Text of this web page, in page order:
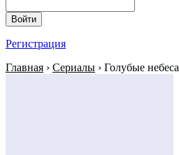
Войти
Регистрация
Главная › Сериалы › Голубые небеса